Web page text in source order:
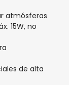
atmósferas
15W, no
de alta